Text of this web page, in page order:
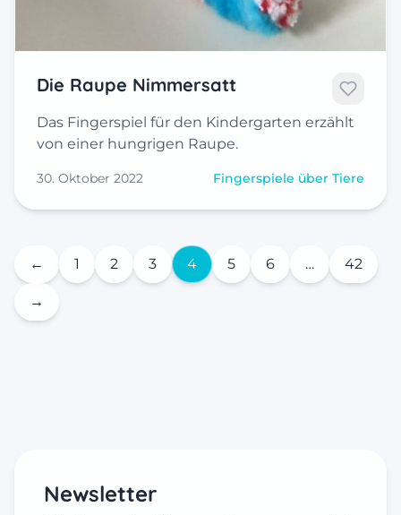
Die Raupe Nimmersatt
Das Fingerspiel für den Kindergarten erzählt
von einer hungrigen Raupe.
30. Oktober 2022 Fingerspiele über Tiere
← 1 2 3 4 5 6 … 42
→
Newsletter